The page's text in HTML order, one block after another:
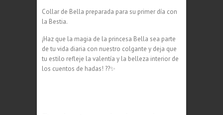
Collar de Bella preparada para su primer día con
la Bestia.
¡Haz que la magia de la princesa Bella sea parte
de tu vida diaria con nuestro colgante y deja que
tu estilo refleje la valentía y la belleza interior de
los cuentos de hadas! ??✨